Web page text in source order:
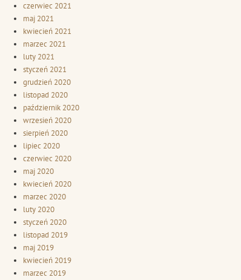
czerwiec 2021
maj 2021
kwiecień 2021
marzec 2021
luty 2021
styczeń 2021
grudzień 2020
listopad 2020
październik 2020
wrzesień 2020
sierpień 2020
lipiec 2020
czerwiec 2020
maj 2020
kwiecień 2020
marzec 2020
luty 2020
styczeń 2020
listopad 2019
maj 2019
kwiecień 2019
marzec 2019